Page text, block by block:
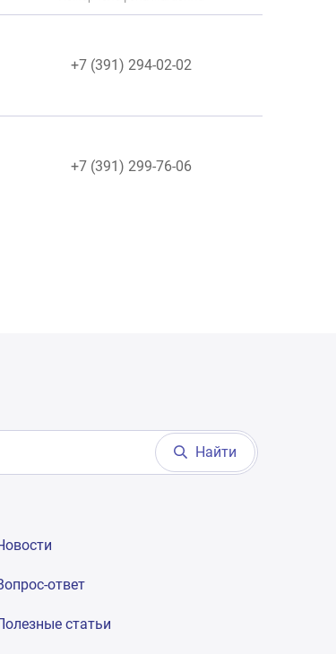
+7 (391) 294-02-02
+7 (391) 299-76-06
Найти
ответ
статьи